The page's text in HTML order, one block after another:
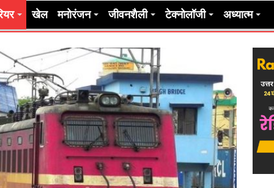
खेल मनोरंजन जीवनशैली टेक्नोलॉजी अध्यात्म